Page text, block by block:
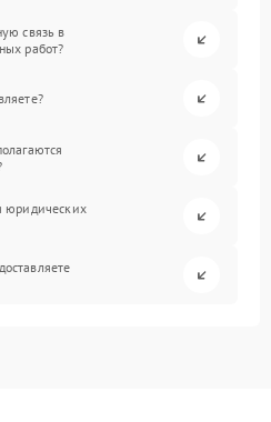
связь в
работ?
юридических